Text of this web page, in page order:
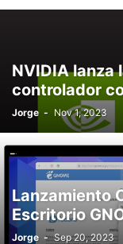
KUBERNETES
TERMINAL
NVIDIA lanza
controlador
Jorge - Nov 1, 2023
Lanzamiento
Escritorio
Jorge - Sep 20, 2023